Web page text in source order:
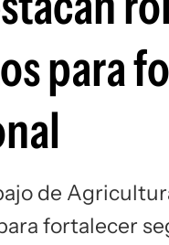
para
de
fortalecer